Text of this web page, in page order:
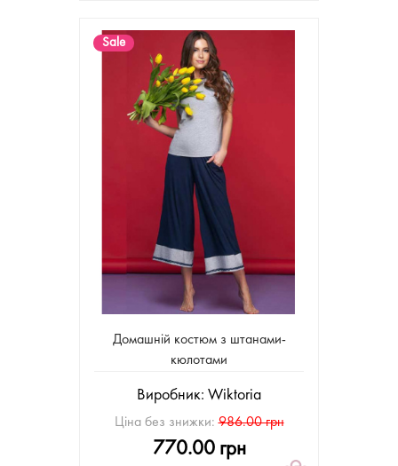
Sale
Домашній костюм з штанами-
кюлотами
Виробник: Wiktoria
Ціна без знижки:986.00 грн
770.00 грн